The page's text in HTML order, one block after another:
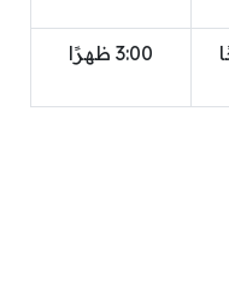
3:00 ظهرًا